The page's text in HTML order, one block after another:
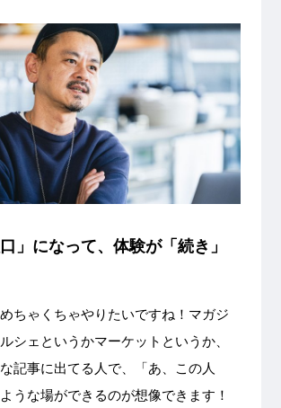
」になって、体験が「続き」
めちゃくちゃやりたいですね！マガジ
シェというかマーケットというか、
記事に出てる人で、「あ、この人
うな場ができるのが想像できます！